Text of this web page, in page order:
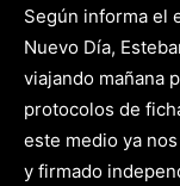
Según informa el
Nuevo Día,
viajando mañana
protocolos de
este medio ya
y firmado